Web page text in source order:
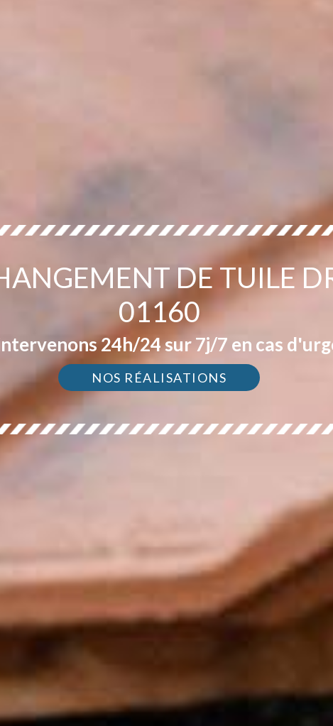
DE TUILE
01160
24h/24 sur 7j/7 en cas
NOS RÉALISATIONS